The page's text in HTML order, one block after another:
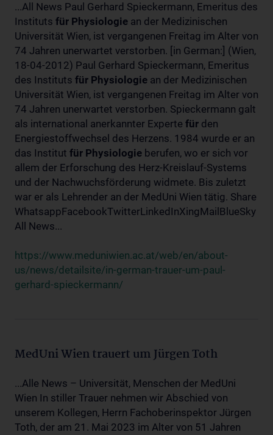
...All News Paul Gerhard Spieckermann, Emeritus des
Instituts für Physiologie an der Medizinischen
Universität Wien, ist vergangenen Freitag im Alter von
74 Jahren unerwartet verstorben. [in German:] (Wien,
18-04-2012) Paul Gerhard Spieckermann, Emeritus
des Instituts für Physiologie an der Medizinischen
Universität Wien, ist vergangenen Freitag im Alter von
74 Jahren unerwartet verstorben. Spieckermann galt
als international anerkannter Experte für den
Energiestoffwechsel des Herzens. 1984 wurde er an
das Institut für Physiologie berufen, wo er sich vor
allem der Erforschung des Herz-Kreislauf-Systems
und der Nachwuchsförderung widmete. Bis zuletzt
war er als Lehrender an der MedUni Wien tätig. Share
WhatsappFacebookTwitterLinkedInXingMailBlueSky
All News...
https://www.meduniwien.ac.at/web/en/about-
us/news/detailsite/in-german-trauer-um-paul-
gerhard-spieckermann/
MedUni Wien trauert um Jürgen Toth
...Alle News – Universität, Menschen der MedUni
Wien In stiller Trauer nehmen wir Abschied von
unserem Kollegen, Herrn Fachoberinspektor Jürgen
Toth, der am 21. Mai 2023 im Alter von 51 Jahren